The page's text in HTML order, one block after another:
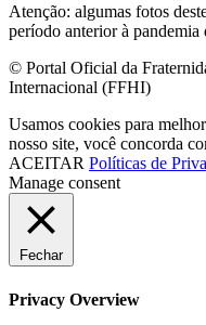
Atenção: algumas fotos
período anterior à
© Portal Oficial da
Internacional (FFHI)
Usamos cookies para
nosso site, você concorda
ACEITAR Políticas de
Manage consent
Fechar
Privacy Overview